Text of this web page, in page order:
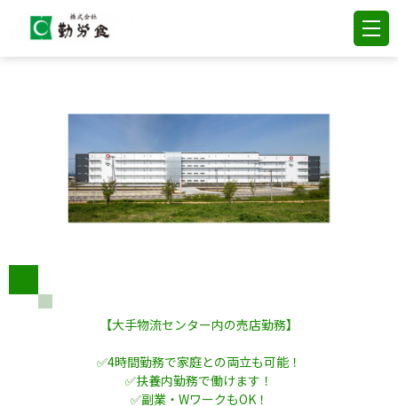
【大手物流センター内の売店勤務】
✅4時間勤務で家庭との両立も可能！
✅扶養内勤務で働けます！
✅副業・WワークもOK！